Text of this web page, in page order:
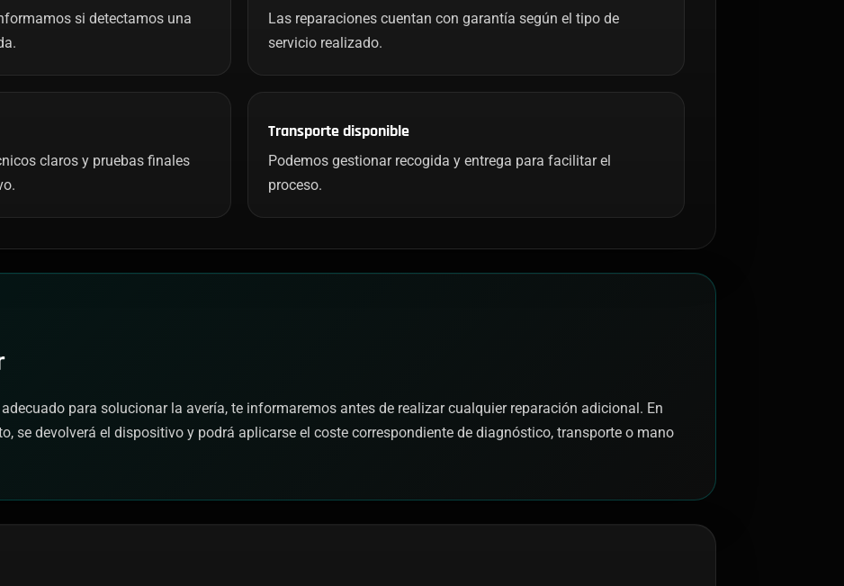
si detectamos una
Las reparaciones cuentan con garantía según el tipo de
servicio realizado.
claros y pruebas finales
Transporte disponible
Podemos gestionar recogida y entrega para facilitar el
proceso.
para solucionar la avería, te informaremos antes de realizar cualquier reparación adicional. En
se devolverá el dispositivo y podrá aplicarse el coste correspondiente de diagnóstico, transporte o mano